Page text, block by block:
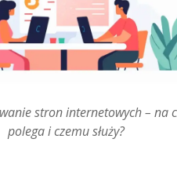
stron internetowych – na
polega i czemu służy?